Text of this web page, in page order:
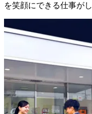
を笑顔にできる仕事が